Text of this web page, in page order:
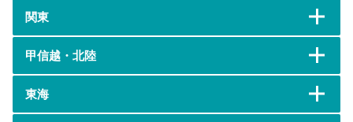
関東
甲信越・北陸
東海